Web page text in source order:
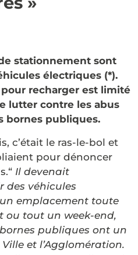
stationnement sont
électriques (*).
recharger est limité
lutter contre les abus
bornes publiques.
c’était le ras-le-bol et
pour dénoncer
Il devenait
des véhicules
emplacement toute
ou tout un week-end,
publiques ont un
et l’Agglomération.